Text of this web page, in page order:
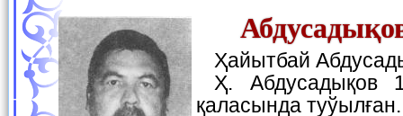
Ҳайытбай
Ҳ. Абдусадықов 1957-жылы Хожели
қаласында туўылған.